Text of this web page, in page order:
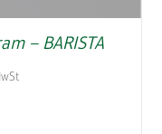
– BARISTA